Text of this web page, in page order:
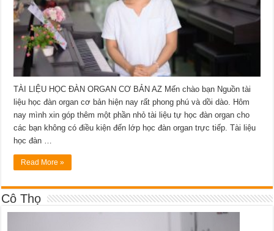
TÀI LIỆU HỌC ĐÀN ORGAN CƠ BẢN AZ Mến chào bạn Nguồn tài
liệu học đàn organ cơ bản hiện nay rất phong phú và dồi dào. Hôm
nay mình xin góp thêm một phần nhỏ tài liệu tự học đàn organ cho
các bạn không có điều kiện đến lớp học đàn organ trực tiếp. Tài liệu
học đàn …
Read More »
Cô Thọ